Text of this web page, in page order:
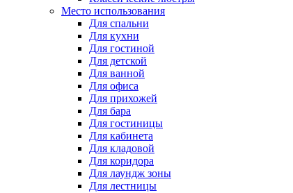
Место использования
Для спальни
Для кухни
Для гостиной
Для детской
Для ванной
Для офиса
Для прихожей
Для бара
Для гостиницы
Для кабинета
Для кладовой
Для коридора
Для лаундж зоны
Для лестницы